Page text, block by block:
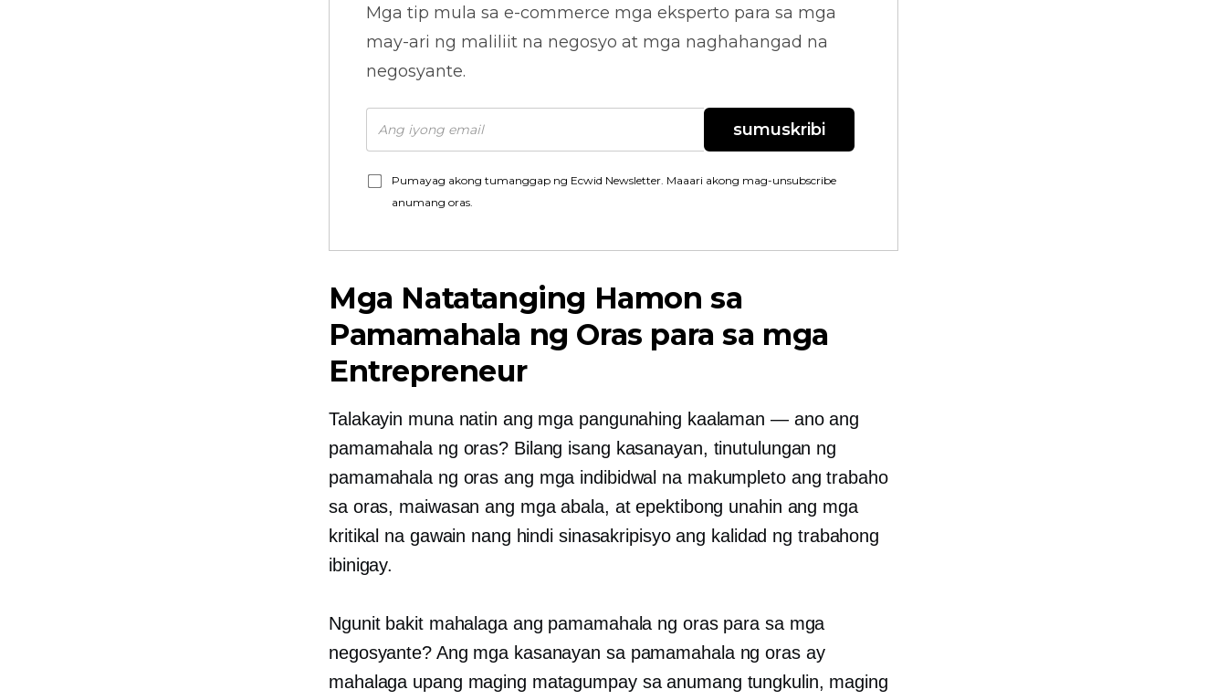
Mga tip mula sa e-commerce mga eksperto para sa mga
may-ari ng maliliit na negosyo at mga naghahangad na
negosyante.
sumuskribi
Pumayag akong tumanggap ng Ecwid Newsletter. Maaari akong mag-unsubscribe
anumang oras.
Mga Natatanging Hamon sa
Pamamahala ng Oras para sa mga
Entrepreneur
Talakayin muna natin ang mga pangunahing kaalaman — ano ang
pamamahala ng oras? Bilang isang kasanayan, tinutulungan ng
pamamahala ng oras ang mga indibidwal na makumpleto ang trabaho
sa oras, maiwasan ang mga abala, at epektibong unahin ang mga
kritikal na gawain nang hindi sinasakripisyo ang kalidad ng trabahong
ibinigay.
Ngunit bakit mahalaga ang pamamahala ng oras para sa mga
negosyante? Ang mga kasanayan sa pamamahala ng oras ay
mahalaga upang maging matagumpay sa anumang tungkulin, maging